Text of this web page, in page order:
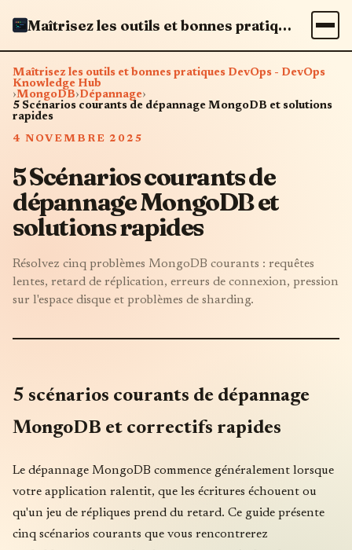
Maîtrisez les outils et bonnes pratiques DevOps - DevOps Knowledge Hub
Maîtrisez les outils et bonnes pratiques DevOps - DevOps
Knowledge Hub
›MongoDB›Dépannage›
5 Scénarios courants de dépannage MongoDB et solutions
rapides
4 NOVEMBRE 2025
5 Scénarios courants de
dépannage MongoDB et
solutions rapides
Résolvez cinq problèmes MongoDB courants : requêtes
lentes, retard de réplication, erreurs de connexion, pression
sur l'espace disque et problèmes de sharding.
5 scénarios courants de dépannage
MongoDB et correctifs rapides
Le dépannage MongoDB commence généralement lorsque
votre application ralentit, que les écritures échouent ou
qu'un jeu de répliques prend du retard. Ce guide présente
cinq scénarios courants que vous rencontrerez